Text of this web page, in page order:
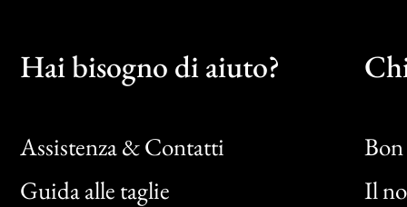
Hai bisogno di aiuto?
Assistenza & Contatti
Guida alle taglie
Il